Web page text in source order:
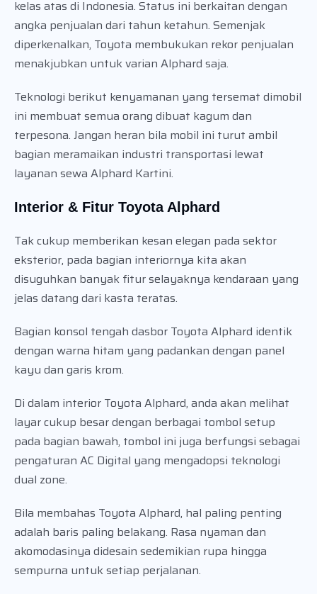
kelas atas di Indonesia. Status ini berkaitan dengan
angka penjualan dari tahun ketahun. Semenjak
diperkenalkan, Toyota membukukan rekor penjualan
menakjubkan untuk varian Alphard saja.
Teknologi berikut kenyamanan yang tersemat dimobil
ini membuat semua orang dibuat kagum dan
terpesona. Jangan heran bila mobil ini turut ambil
bagian meramaikan industri transportasi lewat
layanan sewa Alphard Kartini.
Interior & Fitur Toyota Alphard
Tak cukup memberikan kesan elegan pada sektor
eksterior, pada bagian interiornya kita akan
disuguhkan banyak fitur selayaknya kendaraan yang
jelas datang dari kasta teratas.
Bagian konsol tengah dasbor Toyota Alphard identik
dengan warna hitam yang padankan dengan panel
kayu dan garis krom.
Di dalam interior Toyota Alphard, anda akan melihat
layar cukup besar dengan berbagai tombol setup
pada bagian bawah, tombol ini juga berfungsi sebagai
pengaturan AC Digital yang mengadopsi teknologi
dual zone.
Bila membahas Toyota Alphard, hal paling penting
adalah baris paling belakang. Rasa nyaman dan
akomodasinya didesain sedemikian rupa hingga
sempurna untuk setiap perjalanan.